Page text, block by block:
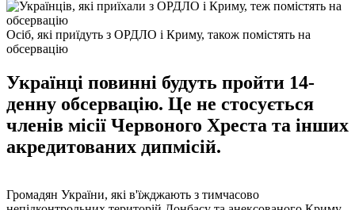
Осіб, які приїдуть з ОРДЛО і Криму, також помістять на
обсервацію
Українці повинні будуть пройти 14-
денну обсервацію. Це не стосується
членів місії Червоного Хреста та інших
акредитованих дипмісій.
Громадян України, які в'їжджають з тимчасово